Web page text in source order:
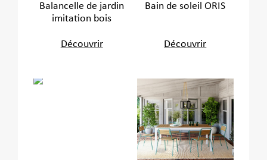
Balancelle de jardin
imitation bois
Découvrir
Bain de soleil ORIS
Découvrir